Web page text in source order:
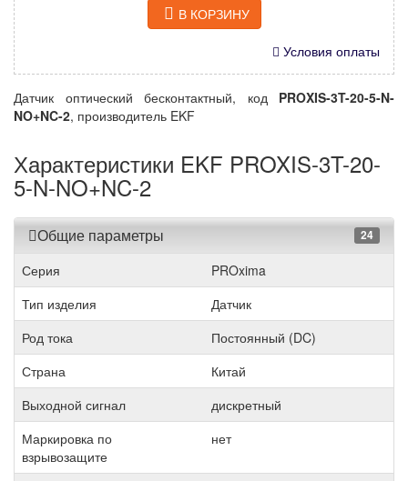
В КОРЗИНУ
Условия оплаты
Датчик оптический бесконтактный, код PROXIS-3T-20-5-N-
NO+NC-2, производитель EKF
Характеристики EKF PROXIS-3T-20-
5-N-NO+NC-2
Общие параметры 24
Серия
PROxima
Тип изделия
Датчик
Род тока
Постоянный (DC)
Страна
Китай
Выходной сигнал
дискретный
Маркировка по
взрывозащите
нет